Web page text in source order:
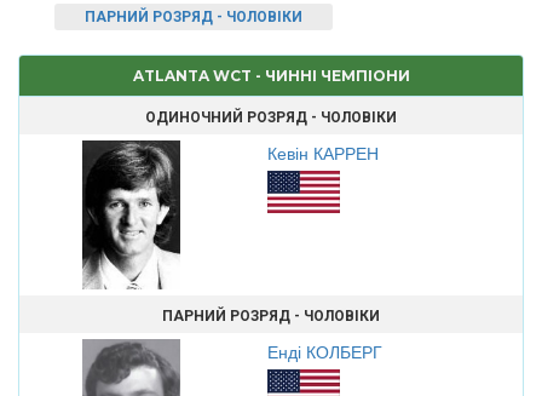
ПАРНИЙ РОЗРЯД - ЧОЛОВІКИ
ATLANTA WCT - ЧИННІ ЧЕМПІОНИ
ОДИНОЧНИЙ РОЗРЯД - ЧОЛОВІКИ
Кевін КАРРЕН
ПАРНИЙ РОЗРЯД - ЧОЛОВІКИ
Енді КОЛБЕРГ